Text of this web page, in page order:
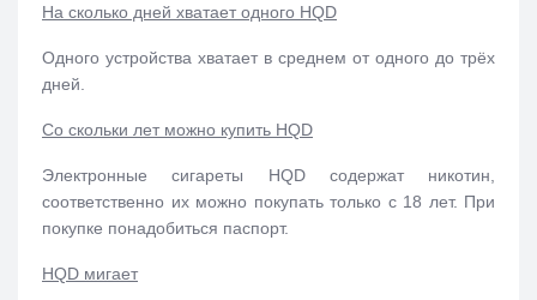
На сколько дней хватает одного HQD
Одного устройства хватает в среднем от одного до трёх
дней.
Со скольки лет можно купить HQD
Электронные сигареты HQD содержат никотин
соответственно их можно покупать только с 18 лет. При
покупке понадобиться паспорт.
HQD мигает